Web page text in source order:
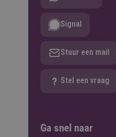
Signal
Stuur een mail
Stel een vraag
Ga snel naar